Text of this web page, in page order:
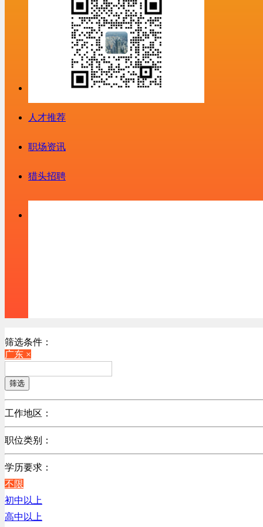
人才推荐
职场资讯
猎头招聘
筛选条件：
广东 ×
筛选
工作地区：
不限
北京
广东
江苏
陕西
浙江
职位类别：
不限
机械制造/仪器仪表类
计算机硬件类
销售管理类
计算机软件类
学历要求：
不限
初中以上
高中以上